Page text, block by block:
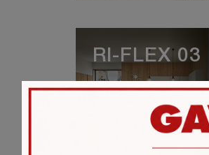
VEDI DI PIÙ
RI-FLEX 03